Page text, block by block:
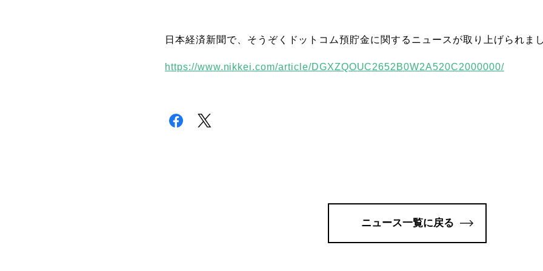
日本経済新聞で、そうぞくドットコム預貯金に関するニュースが取り上げられま
https://www.nikkei.com/article/DGXZQOUC2652B0W2A520C2000000/
ニュース一覧に戻る